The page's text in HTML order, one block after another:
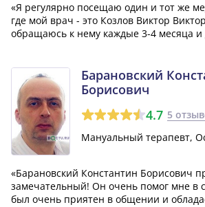
«Я регулярно посещаю один и тот же
где мой врач - это Козлов Виктор
обращаюсь к нему каждые 3-4 месяца и
Барановский
Борисович
4.7 5
Мануальный терапевт,
«Барановский Константин Борисович
замечательный! Он очень помог мне в
был очень приятен в общении и